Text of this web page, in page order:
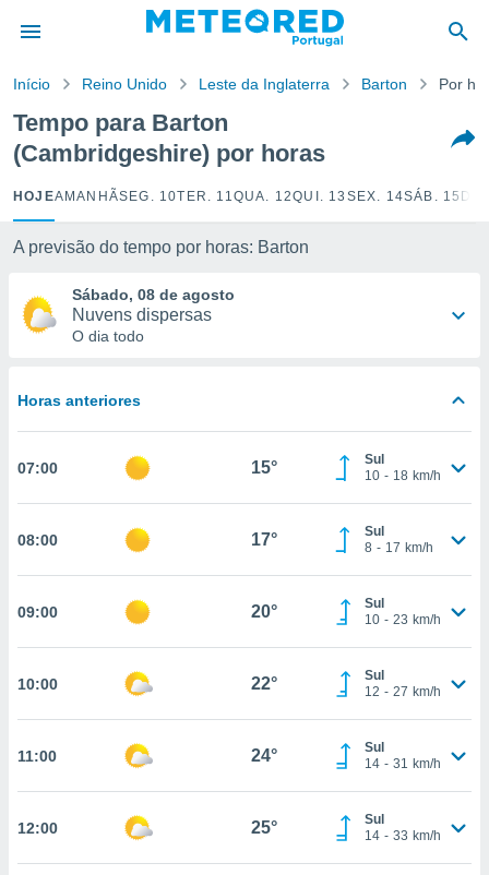
da
foi
para
fornecidas
a este
e
digital
ou
a nossa
ao
todos os
no
CONTINUAR
Início Reino Unido Leste da Inglaterra Barton Por
Tempo para Barton
(Cambridgeshire) por horas
HOJEAMANHÃSEG. 10TER. 11QUA. 12QUI. 13 SEX. 14SÁB. 15
A previsão do tempo por horas: Barton
Sábado, 08 de agosto
Nuvens dispersas
O dia todo
Horas anteriores
07:00 15°
Sul
10 - 18 km/h
08:00 17°
Sul
8 - 17 km/h
09:00 20°
Sul
10 - 23 km/h
10:00 22°
Sul
12 - 27 km/h
11:00 24°
Sul
14 - 31 km/h
12:00 25°
Sul
14 - 33 km/h